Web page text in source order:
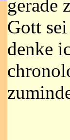
gerade
Gott
denke